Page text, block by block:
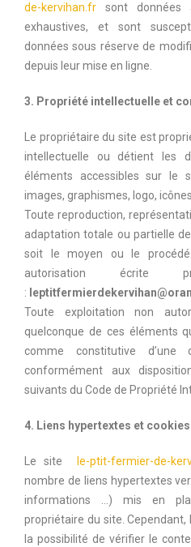
de-kervihan.fr sont données
exhaustives, et sont
données sous réserve de
depuis leur mise en ligne.
3. Propriété intellectuelle et
Le propriétaire du site est
intellectuelle ou détient les
éléments accessibles sur le
images, graphismes, logo,
Toute reproduction,
adaptation totale ou partielle
soit le moyen ou le
autorisation écrite
:
Toute exploitation non
quelconque de ces éléments
comme constitutive d’une
conformément aux
suivants du Code de Propriété
4. Liens hypertextes et cookies
Le site le-ptit-fermier-de-
nombre de liens hypertextes
informations …) mis en
propriétaire du site. Cependant,
la possibilité de vérifier le